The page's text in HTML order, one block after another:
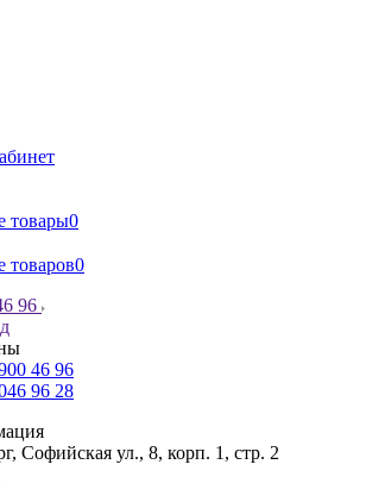
товары0
товаров0
96
46 96
96 28
Софийская ул., 8, корп. 1, стр. 2